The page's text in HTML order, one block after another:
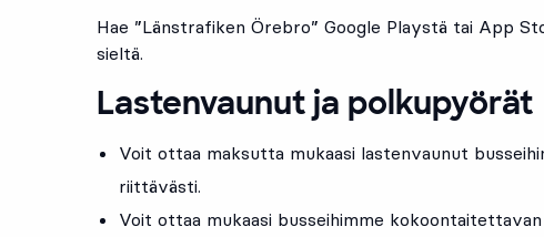
Hae ”Länstrafiken Örebro” Google Playstä tai App
sieltä.
Lastenvaunut ja polkupyörät
Voit ottaa maksutta mukaasi lastenvaunut
riittävästi.
Voit ottaa mukaasi busseihimme